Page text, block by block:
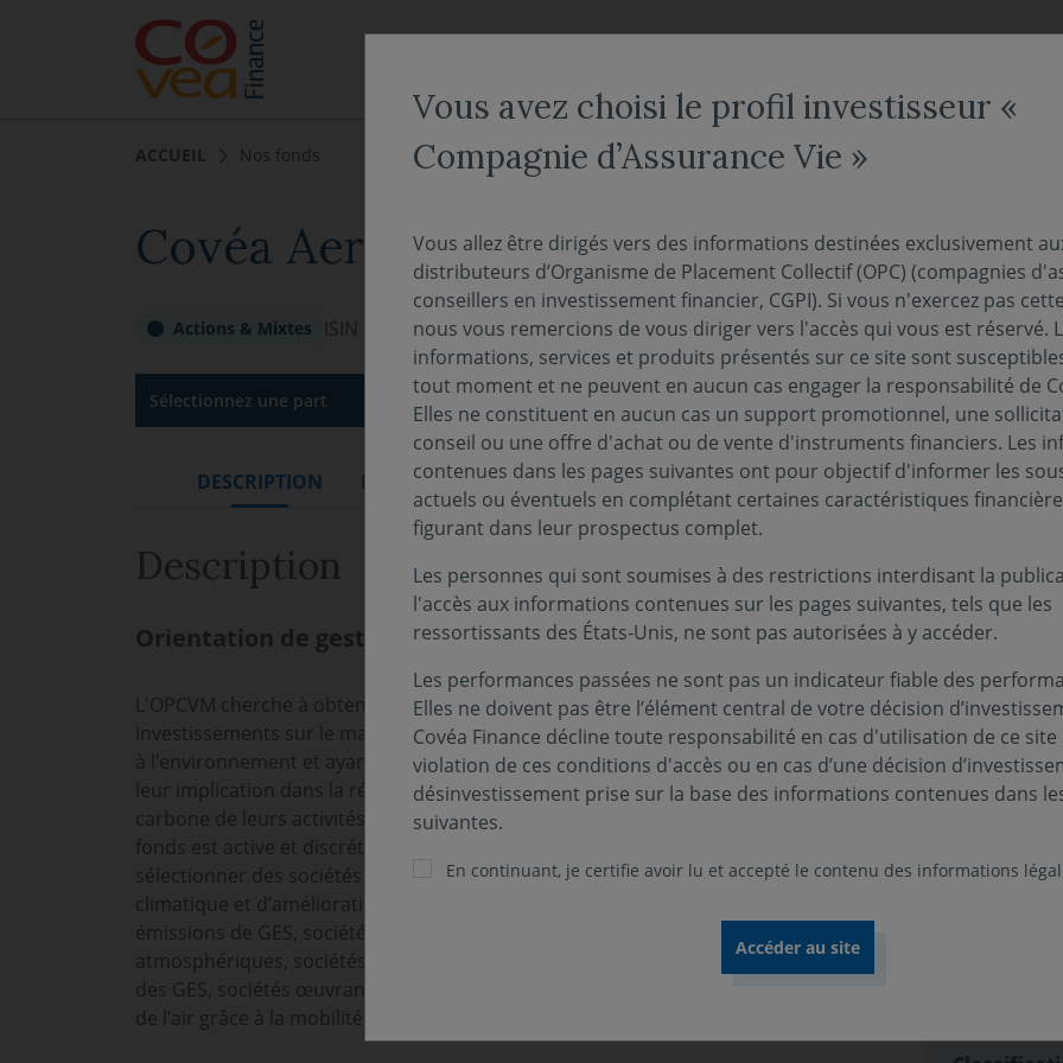
ACCUEIL Nos fonds
Covéa Aeris A
Actions & Mixtes ISIN : FR0013312659Valeur liquidative au 04/08/2026 :147.73€
Sélectionnez une part
DESCRIPTION DOCUMENTATION PUBLICATIONS EN MATIÈRE DE DURABILITÉ
Description
Infos clés
Profil de
Niveau
1 2
Durée de
5 ans
Orientation de gestion
L'OPCVM cherche à obtenir, sur un horizon de 5 ans, une plus-value des
investissements sur le marché Actions en privilégiant des valeurs européennes liées
à l’environnement et ayant un impact favorable sur la qualité de l’air en raison de
leur implication dans la réduction des émissions de GES et/ou de la faible intensité
carbone de leurs activités, sans référence à un indicateur de référence. La gestion du
fonds est active et discrétionnaire. En premier lieu, l’approche thématique conduit à
sélectionner des sociétés répondant aux enjeux d’atténuation du changement
climatique et d’amélioration de la qualité de l’air à travers 4 axes (sociétés à faibles
émissions de GES, sociétés engagées dans la réduction des émissions de polluants
atmosphériques, sociétés permettant d’améliorer la qualité de l’air et la réduction
des GES, sociétés œuvrant pour la réduction des GES et l’amélioration de la qualité
de l’air grâce à la mobilité durable).
Vous avez choisi le profil investisseur «
Compagnie d’Assurance Vie »
Vous allez être dirigés vers des informations destinées exclusivement
distributeurs d’Organisme de Placement Collectif (OPC) (compagnies
conseillers en investissement financier, CGPI). Si vous n'exercez pas
nous vous remercions de vous diriger vers l'accès qui vous est réservé.
informations, services et produits présentés sur ce site sont
tout moment et ne peuvent en aucun cas engager la responsabilité de
Elles ne constituent en aucun cas un support promotionnel, une
conseil ou une offre d'achat ou de vente d'instruments financiers. Les
contenues dans les pages suivantes ont pour objectif d'informer les
actuels ou éventuels en complétant certaines caractéristiques
figurant dans leur prospectus complet.
Les personnes qui sont soumises à des restrictions interdisant la
l'accès aux informations contenues sur les pages suivantes, tels que les
ressortissants des États-Unis, ne sont pas autorisées à y accéder.
Les performances passées ne sont pas un indicateur fiable des
Elles ne doivent pas être l’élément central de votre décision
Covéa Finance décline toute responsabilité en cas d'utilisation de ce
violation de ces conditions d'accès ou en cas d’une décision
désinvestissement prise sur la base des informations contenues dans
suivantes.
En continuant, je certifie avoir lu et accepté le contenu des informations